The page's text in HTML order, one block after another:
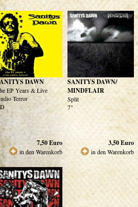
DAWN
EP Years & Live
Terror
7,50Euro
in den Warenkorb
SANITYS DAWN/
MINDFLAIR
Split
7"
3,50Euro
in den Warenkorb